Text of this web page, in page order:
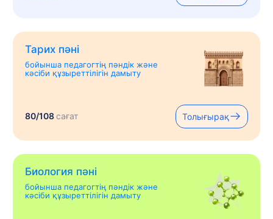
Тарих пәні
бойынша педагогтің пәндік және
кәсіби құзыреттілігін дамыту
80/108сағат Толығырақ
Биология пәні
бойынша педагогтің пәндік және
кәсіби құзыреттілігін дамыту